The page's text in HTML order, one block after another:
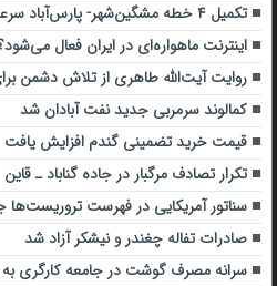
تکمیل ۴ خطه مشگین‌شهر- پارس‌آباد سرعت می‌گیرد
اینترنت ماهواره‌ای در ایران فعال می‌شود؟
روایت آیت‌الله طاهری از تلاش دشمن
کمالوند سرمربی جدید نفت آبادان شد
قیمت خرید تضمینی گندم افزایش یافت
تکرار تصادف مرگبار در جاده گناباد ـ قاین
سناتور آمریکایی در فهرست تروریست‌ها
صادرات تفاله چغندر و نیشکر آزاد شد
سرانه مصرف گوشت در جامعه کارگری